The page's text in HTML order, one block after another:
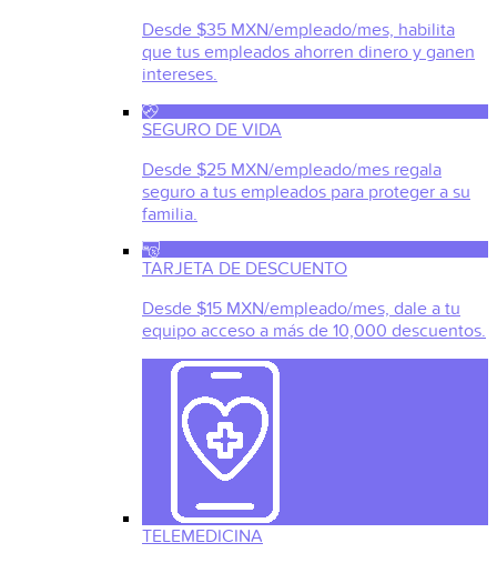
Desde $35 MXN/empleado/mes, habilita
que tus empleados ahorren dinero y ganen
intereses.
SEGURO DE VIDA
Desde $25 MXN/empleado/mes regala
seguro a tus empleados para proteger a su
familia.
TARJETA DE DESCUENTO
Desde $15 MXN/empleado/mes, dale a tu
equipo acceso a más de 10,000 descuentos.
TELEMEDICINA